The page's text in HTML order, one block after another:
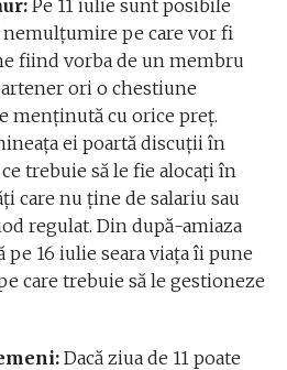
Pe 11 iulie sunt posibile
pe care vor fi
fiind vorba de un membru
ori o chestiune
menținută cu orice preț.
ei poartă discuții în
trebuie să le fie alocați în
care nu ține de salariu sau
regulat. Din după-amiaza
pe 16 iulie seara viața îi pune
care trebuie să le gestioneze
Dacă ziua de 11 poate